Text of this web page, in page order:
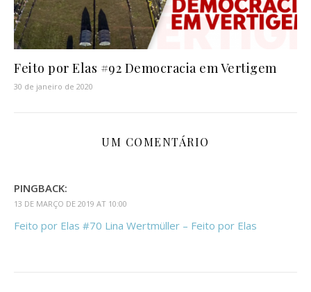
Feito por Elas #92 Democracia em Vertigem
30 de janeiro de 2020
UM COMENTÁRIO
PINGBACK:
13 DE MARÇO DE 2019 AT 10:00
Feito por Elas #70 Lina Wertmüller – Feito por Elas